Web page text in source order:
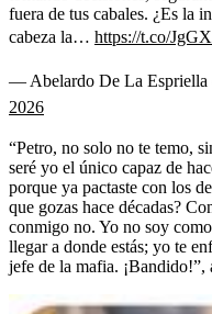
fuera de tus cabales. ¿Es la
cabeza la… https://t.co/
— Abelardo De La
2026
“Petro, no solo no te temo,
seré yo el único capaz de
porque ya pactaste con los
que gozas hace décadas?
conmigo no. Yo no soy
llegar a donde estás; yo te
jefe de la mafia. ¡Bandido!”,